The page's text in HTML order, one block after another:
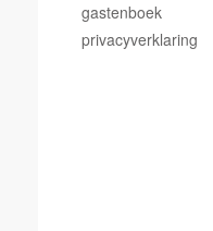
gastenboek
privacyverklaring